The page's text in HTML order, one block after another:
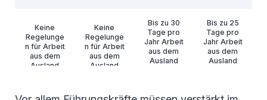
Keine
Regelunge
n für Arbeit
aus dem
Ausland
Keine
Regelunge
n für Arbeit
aus dem
Ausland
Bis zu 30
Tage pro
Jahr Arbeit
aus dem
Ausland
Bis zu 25
Tage pro
Jahr Arbeit
aus dem
Ausland